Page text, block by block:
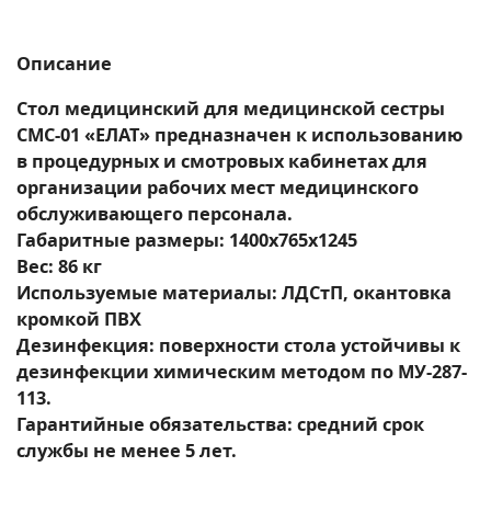
Описание
Стол медицинский для медицинской сестры
СМС-01 «ЕЛАТ» предназначен к использованию
в процедурных и смотровых кабинетах для
организации рабочих мест медицинского
обслуживающего персонала.
Габаритные размеры: 1400х765х1245
Вес: 86 кг
Используемые материалы: ЛДСтП, окантовка
кромкой ПВХ
Дезинфекция: поверхности стола устойчивы к
дезинфекции химическим методом по МУ-287-
113.
Гарантийные обязательства: средний срок
службы не менее 5 лет.